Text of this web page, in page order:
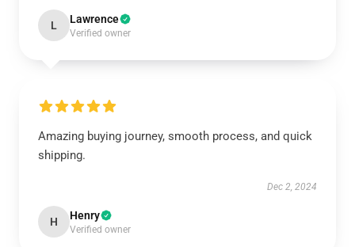
L Lawrence
Verified owner
Amazing buying journey, smooth process, and quick
shipping.
Dec 2, 2024
H Henry
Verified owner